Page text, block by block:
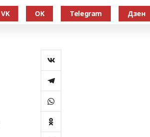
VK OK Telegram Дзен